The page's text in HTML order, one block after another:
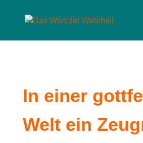
In einer
Welt ein